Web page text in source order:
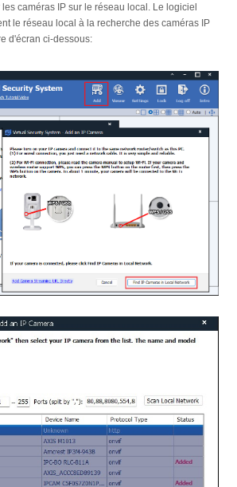
caméras IP sur le réseau local. Le logiciel
le réseau local à la recherche des caméras IP
d'écran ci-dessous: